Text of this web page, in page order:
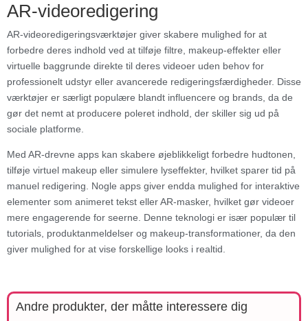
AR-videoredigering
AR-videoredigeringsværktøjer giver skabere mulighed for at
forbedre deres indhold ved at tilføje filtre, makeup-effekter eller
virtuelle baggrunde direkte til deres videoer uden behov for
professionelt udstyr eller avancerede redigeringsfærdigheder. Disse
værktøjer er særligt populære blandt influencere og brands, da de
gør det nemt at producere poleret indhold, der skiller sig ud på
sociale platforme.
Med AR-drevne apps kan skabere øjeblikkeligt forbedre hudtonen,
tilføje virtuel makeup eller simulere lyseffekter, hvilket sparer tid på
manuel redigering. Nogle apps giver endda mulighed for interaktive
elementer som animeret tekst eller AR-masker, hvilket gør videoer
mere engagerende for seerne. Denne teknologi er især populær til
tutorials, produktanmeldelser og makeup-transformationer, da den
giver mulighed for at vise forskellige looks i realtid.
Andre produkter, der måtte interessere dig